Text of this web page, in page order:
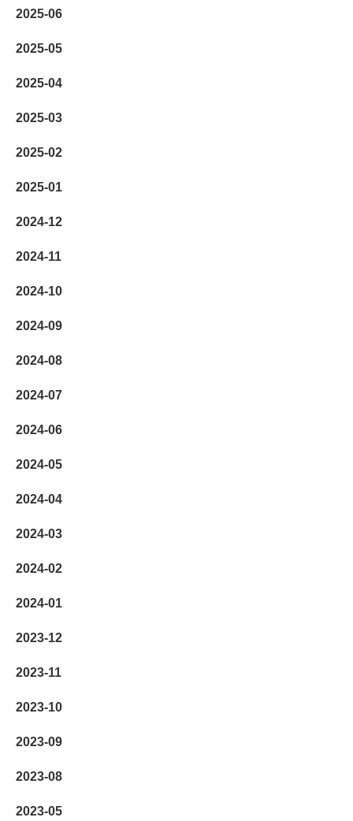
2025-06
2025-05
2025-04
2025-03
2025-02
2025-01
2024-12
2024-11
2024-10
2024-09
2024-08
2024-07
2024-06
2024-05
2024-04
2024-03
2024-02
2024-01
2023-12
2023-11
2023-10
2023-09
2023-08
2023-05